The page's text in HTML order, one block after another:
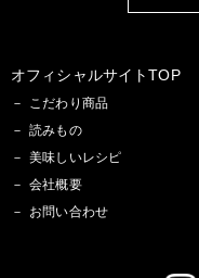
オフィシャルサイトTOP
こだわり商品
読みもの
美味しいレシピ
会社概要
お問い合わせ